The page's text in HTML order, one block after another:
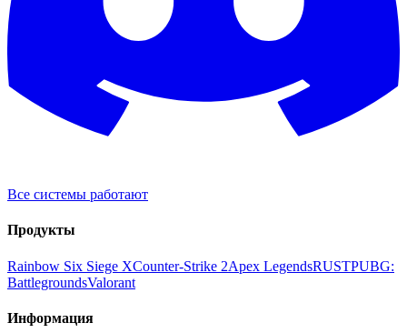
Все системы работают
Продукты
Rainbow Six Siege XCounter-Strike 2Apex LegendsRUSTPUBG:
BattlegroundsValorant
Информация